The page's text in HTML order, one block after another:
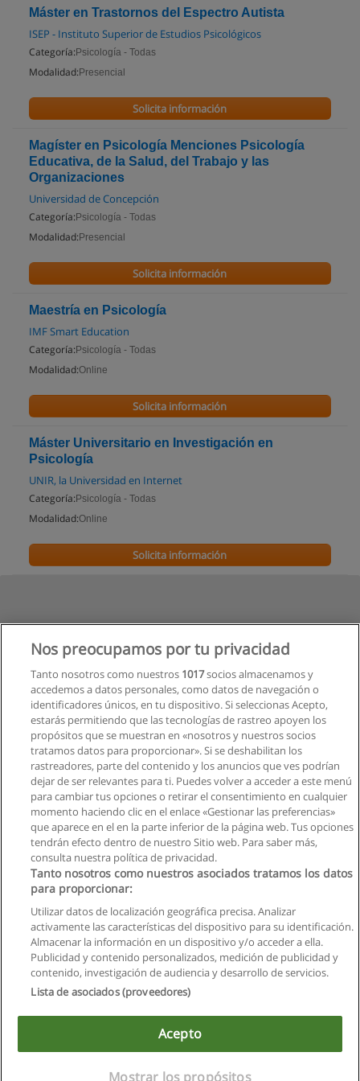
Máster en Trastornos del Espectro Autista
ISEP - Instituto Superior de Estudios Psicológicos
Categoría: Psicología - Todas
Modalidad: Presencial
Solicita información
Magíster en Psicología Menciones Psicología
Educativa, de la Salud, del Trabajo y las
Organizaciones
Universidad de Concepción
Categoría: Psicología - Todas
Modalidad: Presencial
Solicita información
Maestría en Psicología
IMF Smart Education
Categoría: Psicología - Todas
Modalidad:Online
Solicita información
Máster Universitario en Investigación en
Psicología
UNIR, la Universidad en Internet
Categoría: Psicología - Todas
Modalidad:Online
Solicita información
Reglas de uso
Privacidad de datos
Copyright © Educaedu Business S.L. - CIF : B-95610580: -
www.educaedu.com.ec
Nos preocupamos por tu privacidad
Tanto nosotros como nuestros 1017socios almacenamos y
accedemos a datos personales, como datos de navegación o
identificadores únicos, en tu dispositivo. Si seleccionas Acepto,
estarás permitiendo que las tecnologías de rastreo apoyen los
propósitos que se muestran en «nosotros y nuestros socios
tratamos datos para proporcionar». Si se deshabilitan los
rastreadores, parte del contenido y los anuncios que ves podrían
dejar de ser relevantes para ti. Puedes volver a acceder a este menú
para cambiar tus opciones o retirar el consentimiento en cualquier
momento haciendo clic en el enlace «Gestionar las preferencias»
que aparece en el en la parte inferior de la página web. Tus opciones
tendrán efecto dentro de nuestro Sitio web. Para saber más,
consulta nuestra política de privacidad.
Tanto nosotros como nuestros asociados tratamos los datos
para proporcionar:
Utilizar datos de localización geográfica precisa. Analizar
activamente las características del dispositivo para su identificación.
Almacenar la información en un dispositivo y/o acceder a ella.
Publicidad y contenido personalizados, medición de publicidad y
contenido, investigación de audiencia y desarrollo de servicios.
Lista de asociados (proveedores)
Acepto
Mostrar los propósitos